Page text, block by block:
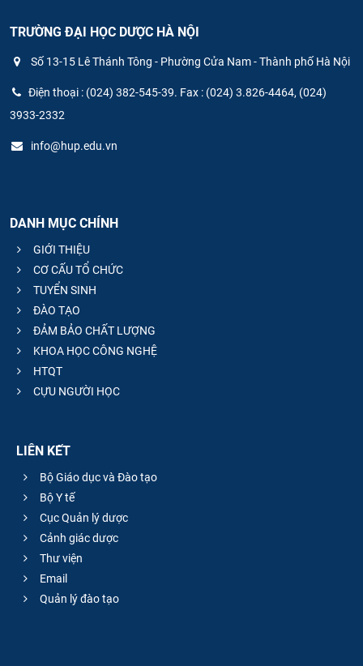
TRƯỜNG ĐẠI HỌC DƯỢC HÀ NỘI
Số 13-15 Lê Thánh Tông - Phường Cửa Nam - Thành phố Hà Nội
Điện thoại : (024) 382-545-39. Fax : (024) 3.826-4464, (024)
3933-2332
info@hup.edu.vn
DANH MỤC CHÍNH
GIỚI THIỆU
CƠ CẤU TỔ CHỨC
TUYỂN SINH
ĐÀO TẠO
ĐẢM BẢO CHẤT LƯỢNG
KHOA HỌC CÔNG NGHỆ
HTQT
CỰU NGƯỜI HỌC
LIÊN KẾT
Bộ Giáo dục và Đào tạo
Bộ Y tế
Cục Quản lý dược
Cảnh giác dược
Thư viện
Email
Quản lý đào tạo